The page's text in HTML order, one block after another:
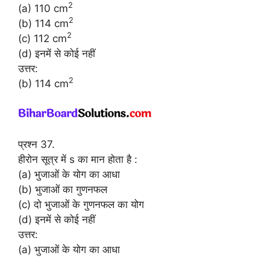
(a) 110 cm2
(b) 114 cm2
(c) 112 cm2
(d) इनमें से कोई नहीं
उत्तर:
(b) 114 cm2
प्रश्न 37.
हीरोन सूत्र में s का मान होता है :
(a) भुजाओं के योग का आधा
(b) भुजाओं का गुणनफल
(c) दो भुजाओं के गुणनफल का योग
(d) इनमें से कोई नहीं
उत्तर:
(a) भुजाओं के योग का आधा